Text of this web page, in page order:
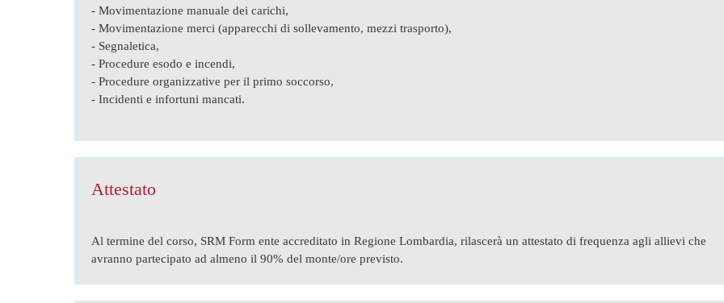
- Movimentazione manuale dei carichi,
- Movimentazione merci (apparecchi di sollevamento, mezzi trasporto),
- Segnaletica,
- Procedure esodo e incendi,
- Procedure organizzative per il primo soccorso,
- Incidenti e infortuni mancati.
Attestato
Al termine del corso, SRM Form ente accreditato in Regione Lombardia, rilascerà un attestato di frequenza agli allievi che
avranno partecipato ad almeno il 90% del monte/ore previsto.